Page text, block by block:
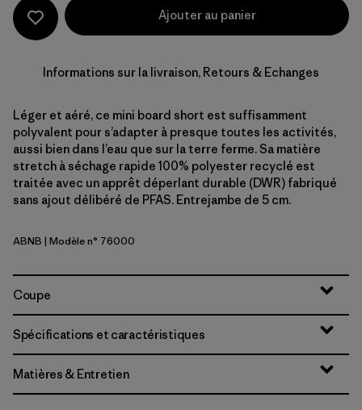
Ajouter au panier
Informations sur la livraison, Retours & Echanges
Léger et aéré, ce mini board short est suffisamment
polyvalent pour s’adapter à presque toutes les activités,
aussi bien dans l’eau que sur la terre ferme. Sa matière
stretch à séchage rapide 100% polyester recyclé est
traitée avec un apprêt déperlant durable (DWR) fabriqué
sans ajout délibéré de PFAS. Entrejambe de 5 cm.
Abundant Blue
ABNB | Modèle n° 76000
Coupe
Spécifications et caractéristiques
Matières & Entretien